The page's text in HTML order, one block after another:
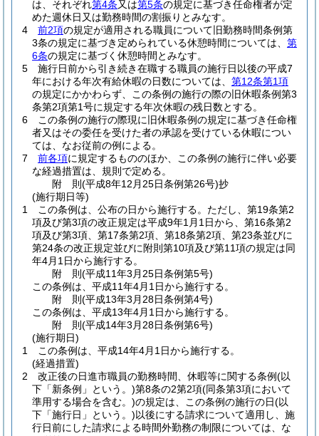
は、それぞれ第4条又は第5条の規定に基づき任命権者が定
めた週休日又は勤務時間の割振りとみなす。
4
前2項の規定が適用される職員について旧勤務時間条例第
3条の規定に基づき定められている休憩時間については、 第
6条の規定に基づく休憩時間とみなす。
5
施行日前から引き続き在職する職員の施行日以後の平成7
年における年次有給休暇の日数については、 第12条第1項
の規定にかかわらず、この条例の施行の際の旧休暇条例第3
条第2項第1号に規定する年次休暇の残日数とする。
6
この条例の施行の際現に旧休暇条例の規定に基づき任命権
者又はその委任を受けた者の承認を受けている休暇につい
ては、なお従前の例による。
7
前各項に規定するもののほか、この条例の施行に伴い必要
な経過措置は、規則で定める。
附 則(平成8年12月25日条例第26号)抄
(施行期日等)
1
この条例は、公布の日から施行する。 ただし、第19条第2
項及び第3項の改正規定は平成9年1月1日から、第16条第2
項及び第3項、第17条第2項、第18条第2項、第23条並びに
第24条の改正規定並びに附則第10項及び第11項の規定は同
年4月1日から施行する。
附 則(平成11年3月25日条例第5号)
この条例は、平成11年4月1日から施行する。
附 則(平成13年3月28日条例第4号)
この条例は、平成13年4月1日から施行する。
附 則(平成14年3月28日条例第6号)
(施行期日)
1
この条例は、平成14年4月1日から施行する。
(経過措置)
2
改正後の日進市職員の勤務時間、休暇等に関する条例(以
下「新条例」という。)第8条の2第2項(同条第3項において
準用する場合を含む。)の規定は、この条例の施行の日(以
下「施行日」という。)以後にする請求について適用し、施
行日前にした請求による時間外勤務の制限については、な